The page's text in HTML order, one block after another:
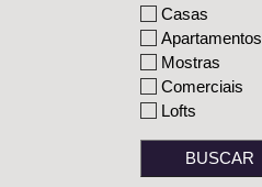
Casas
Apartamentos
Mostras
Comerciais
Lofts